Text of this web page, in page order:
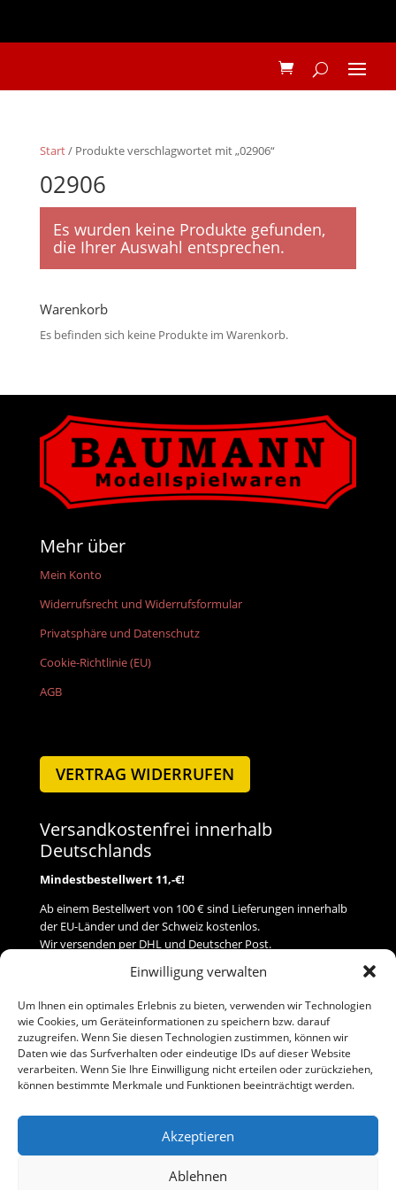
Einwilligung verwalten
Um Ihnen ein optimales Erlebnis zu bieten, verwenden wir Technologien
wie Cookies, um Geräteinformationen zu speichern bzw. darauf
zuzugreifen. Wenn Sie diesen Technologien zustimmen, können wir
Daten wie das Surfverhalten oder eindeutige IDs auf dieser Website
verarbeiten. Wenn Sie Ihre Einwilligung nicht erteilen oder zurückziehen,
können bestimmte Merkmale und Funktionen beeinträchtigt werden.
Akzeptieren
Ablehnen
Start/ Produkte verschlagwortet mit „02906“
02906
Es wurden keine Produkte gefunden,
die Ihrer Auswahl entsprechen.
Warenkorb
Es befinden sich keine Produkte im Warenkorb.
Mehr über
Mein Konto
Widerrufsrecht und Widerrufsformular
Privatsphäre und Datenschutz
Cookie-Richtlinie (EU)
AGB
VERTRAG WIDERRUFEN
Versandkostenfrei innerhalb
Deutschlands
Mindestbestellwert 11,-€!
Ab einem Bestellwert von 100 € sind Lieferungen innerhalb
der EU-Länder und der Schweiz kostenlos.
Wir versenden per DHL und Deutscher Post.
Versand
Zahlung
Baumann Modellspielwaren
Telefon (0 91 61) 33 84